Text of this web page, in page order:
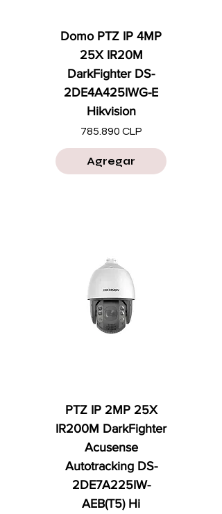
Domo PTZ IP 4MP
25X IR20M
DarkFighter DS-
2DE4A425IWG-E
Hikvision
Precio
785.890 CLP
Agregar
PTZ IP 2MP 25X
IR200M DarkFighter
Acusense
Autotracking DS-
2DE7A225IW-
AEB(T5) Hi